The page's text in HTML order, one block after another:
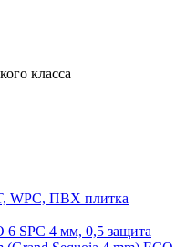
класса
WPC, ПВХ плитка
6 SPC 4 мм, 0,5 защита